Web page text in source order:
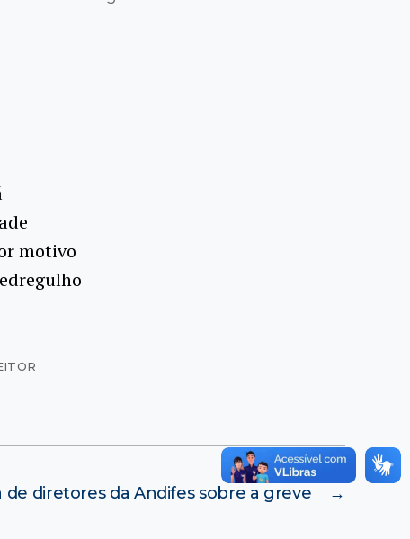
motivo
→
de diretores da Andifes sobre a greve